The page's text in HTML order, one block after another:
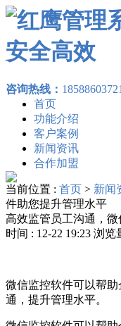
咨询热线：
首页
功能介绍
客户案例
新闻资讯
合作加盟
当前位置 : 首页 > 新闻
件助您提升管理水平
高效监管员工沟通，
时间 : 12-22 19:23 浏览
微信监控软件可以帮
通，提升管理水平。